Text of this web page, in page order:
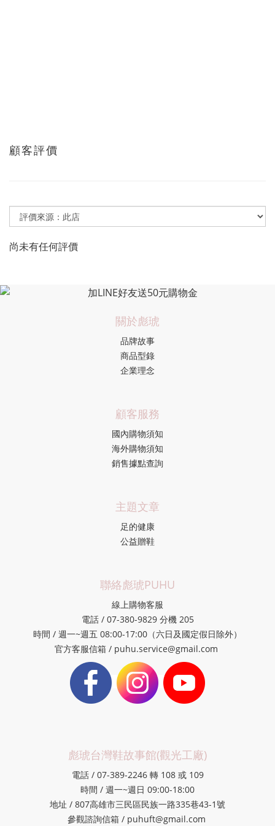
顧客評價
尚未有任何評價
關於彪琥
品牌故事
商品型錄
企業理念
顧客服務
國內購物須知
海外購物須知
銷售據點查詢
主題文章
足的健康
公益贈鞋
聯絡彪琥PUHU
線上購物客服
電話 / 07-380-9829 分機 205
時間 / 週一~週五 08:00-17:00（六日及國定假日除外）
官方客服信箱 / puhu.service@gmail.com
彪琥台灣鞋故事館(觀光工廠)
電話 / 07-389-2246 轉 108 或 109
時間 / 週一~週日 09:00-18:00
地址 / 807高雄市三民區民族一路335巷43-1號
參觀諮詢信箱 / puhuft@gmail.com